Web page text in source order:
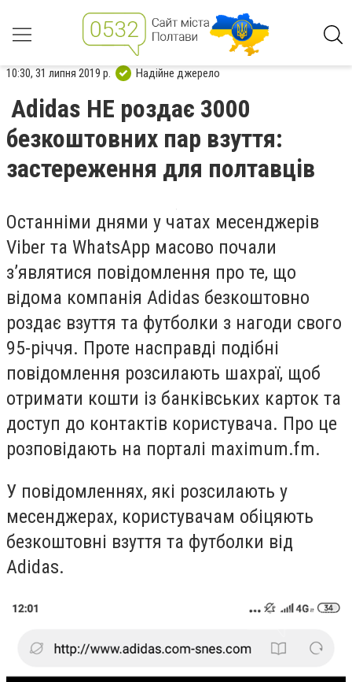
10:30, 31 липня 2019 р. Надійне джерело
Adidas НЕ роздає 3000
безкоштовних пар взуття:
застереження для полтавців
Останніми днями у чатах месенджерів
Viber та WhatsApp масово почали
з’являтися повідомлення про те, що
відома компанія Adidas безкоштовно
роздає взуття та футболки з нагоди свого
95-річчя. Проте насправді подібні
повідомлення розсилають шахраї, щоб
отримати кошти із банківських карток та
доступ до контактів користувача. Про це
розповідають на порталі maximum.fm.
У повідомленнях, які розсилають у
месенджерах, користувачам обіцяють
безкоштовні взуття та футболки від
Adidas.